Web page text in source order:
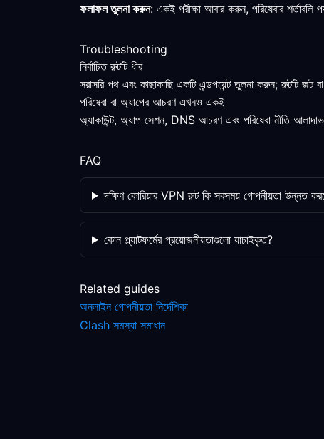
ফলাফল তুলনা করুন: একই পরীক্ষা আবার করুন, পরিষেবার শর্তাবলি
Troubleshooting
নির্বাচিত রুটটি ধীর
সরাসরি পথ এবং কাছাকাছি একটি এন্ডপয়েন্ট তুলনা করুন; রুটটি জট
পরিষেবা বা অ্যাপের আচরণ এখনও একই
অ্যাকাউন্ট, অ্যাপ সেশন, DNS আচরণ এবং পরিষেবা নীতি
FAQ
দক্ষিণ কোরিয়ার VPN রুট কি সবসময় গোপনীয়তা উন্নত
কোন প্ল্যাটফর্মের প্রয়োজনীয়তাগুলো যাচাইকৃত?
Related guides
অনলাইন গোপনীয়তা নির্দেশিকা
Clash সমস্যা সমাধান